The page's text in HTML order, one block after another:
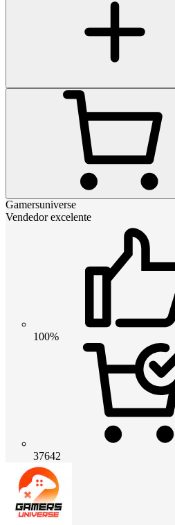
Gamersuniverse
Vendedor excelente
100%
37642